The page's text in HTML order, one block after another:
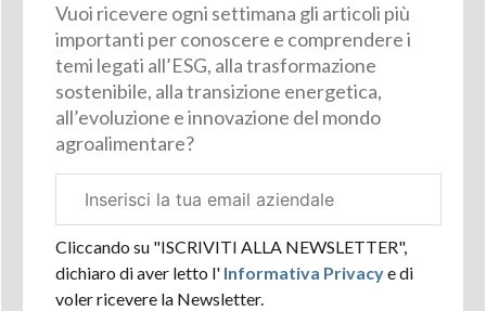
Vuoi ricevere ogni settimana gli articoli più
importanti per conoscere e comprendere i
temi legati all’ESG, alla trasformazione
sostenibile, alla transizione energetica,
all’evoluzione e innovazione del mondo
agroalimentare?
aziendale
Cliccando su "ISCRIVITI ALLA NEWSLETTER",
dichiaro di aver letto l'Informativa Privacye di
voler ricevere la Newsletter.